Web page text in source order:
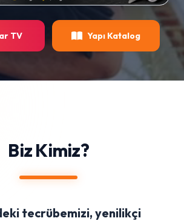
TV Yapı Katalog
Biz Kimiz?
tecrübemizi, yenilikçi